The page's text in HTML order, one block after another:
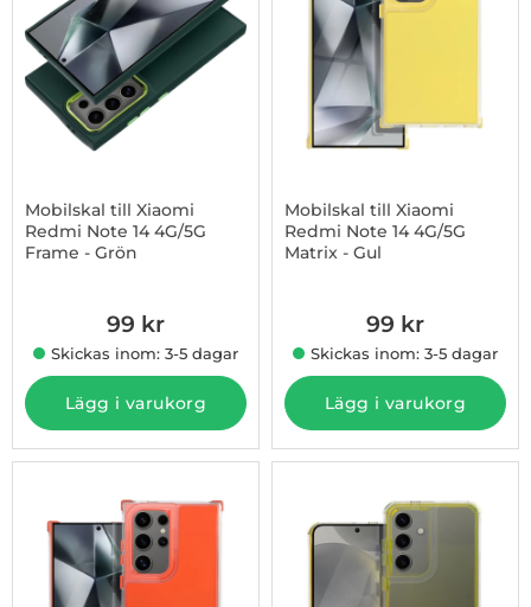
Mobilskal till Xiaomi
Redmi Note 14 4G/5G
Frame - Grön
99 kr
Skickas inom: 3-5 dagar
Lägg i varukorg
Mobilskal till Xiaomi
Redmi Note 14 4G/5G
Matrix - Gul
99 kr
Skickas inom: 3-5 dagar
Lägg i varukorg